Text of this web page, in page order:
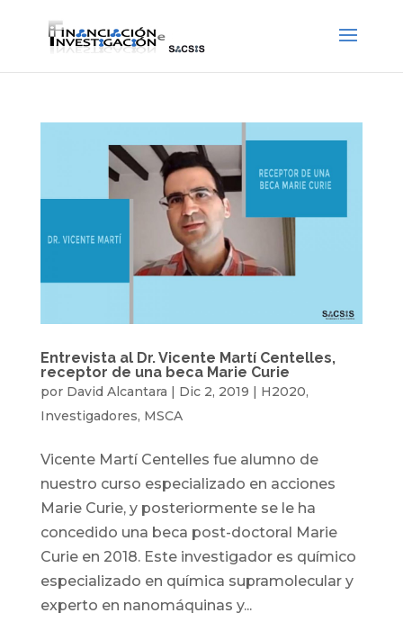
Entrevista al Dr. Vicente Martí Centelles,
receptor de una beca Marie Curie
por David Alcantara | Dic 2, 2019 | H2020,
Investigadores, MSCA
Vicente Martí Centelles fue alumno de
nuestro curso especializado en acciones
Marie Curie, y posteriormente se le ha
concedido una beca post-doctoral Marie
Curie en 2018. Este investigador es químico
especializado en química supramolecular y
experto en nanomáquinas y...